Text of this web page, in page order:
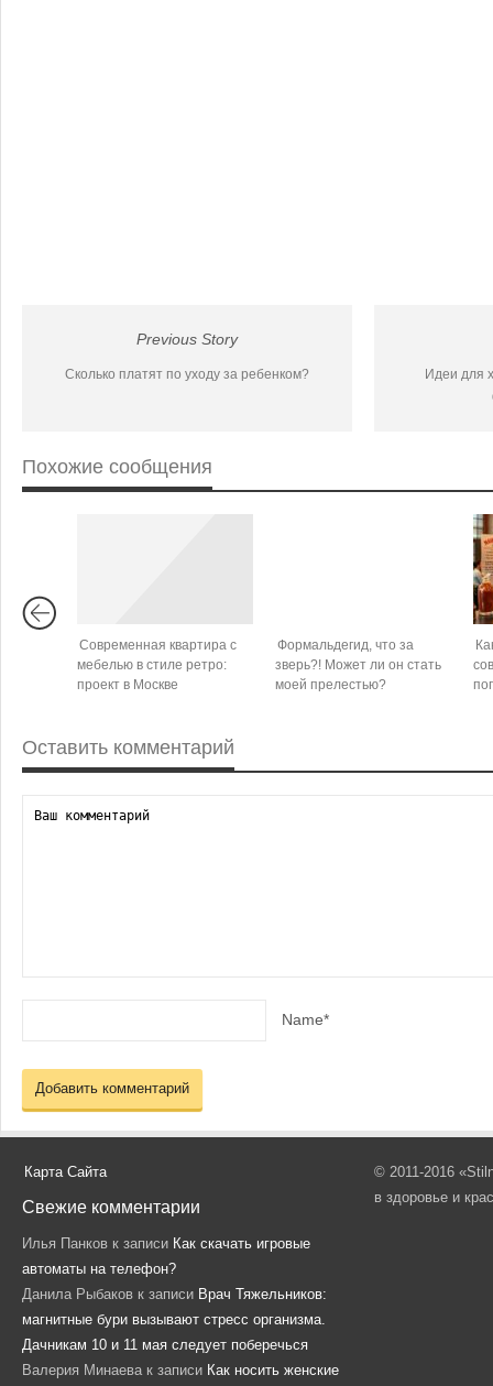
Previous Story
Сколько платят по уходу за ребенком?
Идеи для
Похожие сообщения
Современная квартира с
мебелью в стиле ретро:
проект в Москве
Формальдегид, что за
зверь?! Может ли он стать
моей прелестью?
Оставить комментарий
Name*
Карта Сайта
Свежие комментарии
Илья Панков к записи Как скачать игровые
автоматы на телефон?
Данила Рыбаков к записи Врач Тяжельников:
магнитные бури вызывают стресс организма.
Дачникам 10 и 11 мая следует поберечься
Валерия Минаева к записи Как носить женские
© 2011-2016
в здоровье и